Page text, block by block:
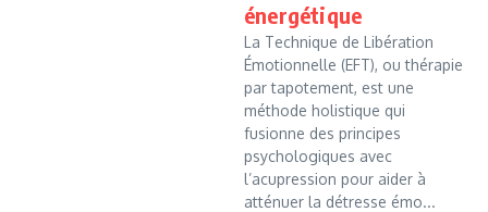
énergétique
La Technique de Libération
Émotionnelle (EFT), ou thérapie
par tapotement, est une
méthode holistique qui
fusionne des principes
psychologiques avec
l’acupression pour aider à
atténuer la détresse émo...